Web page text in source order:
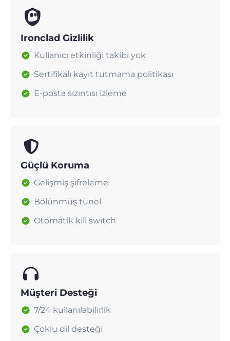
Ironclad Gizlilik
Kullanıcı etkinliği takibi yok
Sertifikalı kayıt tutmama politikası
E-posta sızıntısı izleme
Güçlü Koruma
Gelişmiş şifreleme
Bölünmüş tünel
Otomatik kill switch
Müşteri Desteği
7/24 kullanılabilirlik
Çoklu dil desteği